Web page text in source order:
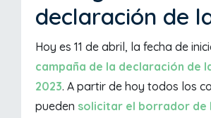
declaración de
Hoy es 11 de abril, la fecha de
campaña de la declaración de
2023. A partir de hoy todos los
pueden solicitar el borrador de